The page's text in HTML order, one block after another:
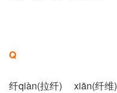
Q
纤qiàn(拉纤) xiān(纤维)